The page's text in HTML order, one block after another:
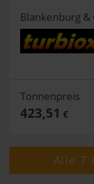
Blankenburg &
Tonnenpreis
423,51 €
Alle 7